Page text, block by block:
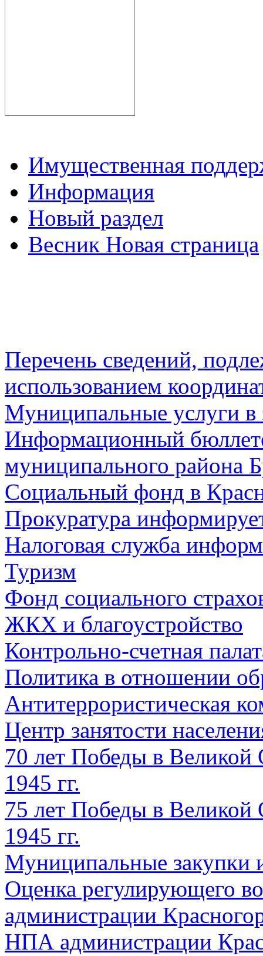
Имущественная
Информация
Новый раздел
Весник Новая страница
Перечень сведений,
использованием
Муниципальные услуги в
Информационный
муниципального района
Социальный фонд в
Прокуратура
Налоговая служба
Туризм
Фонд социального
ЖКХ и благоустройство
Контрольно-счетная
Политика в отношении
Антитеррористическая
Центр занятости
70 лет Победы в Великой
1945 гг.
75 лет Победы в Великой
1945 гг.
Муниципальные закупки
Оценка регулирующего
администрации
НПА администрации